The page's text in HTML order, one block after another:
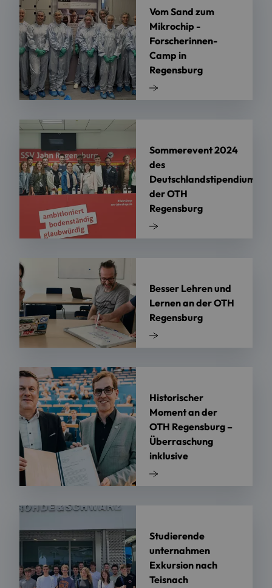
Vom Sand zum
Mikrochip -
Forscherinnen-
Camp in
Regensburg
Sommerevent 2024
des
Deutschlandstipendiums
der OTH
Regensburg
Besser Lehren und
Lernen an der OTH
Regensburg
Historischer
Moment an der
OTH Regensburg –
Überraschung
inklusive
Studierende
unternahmen
Exkursion nach
Teisnach